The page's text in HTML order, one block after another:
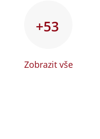
+53
Zobrazit vše